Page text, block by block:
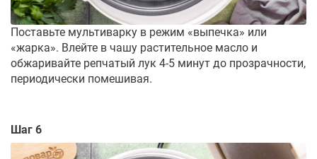
Поставьте мультиварку в режим «выпечка» или
«жарка». Влейте в чашу растительное масло и
обжаривайте репчатый лук 4-5 минут до прозрачности,
периодически помешивая.
Шаг 6